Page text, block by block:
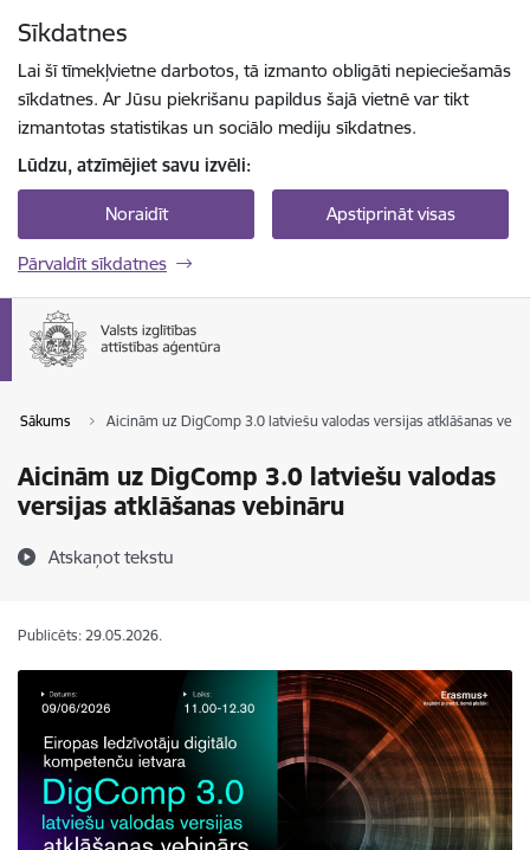
Sīkdatnes
Lai šī tīmekļvietne darbotos, tā izmanto obligāti nepieciešamās
sīkdatnes. Ar Jūsu piekrišanu papildus šajā vietnē var tikt
izmantotas statistikas un sociālo mediju sīkdatnes.
Lūdzu, atzīmējiet savu izvēli:
Noraidīt Apstiprināt visas
Pārvaldīt sīkdatnes
Sākums Aicinām uz DigComp 3.0 latviešu valodas versijas atklāšanas
Aicinām uz DigComp 3.0 latviešu valodas
versijas atklāšanas vebināru
Atskaņot tekstu
Publicēts: 29.05.2026.